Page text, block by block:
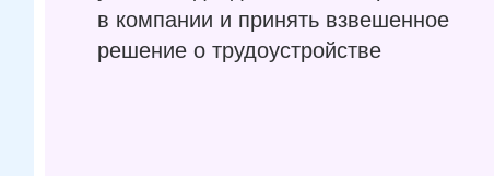
в компании и принять взвешенное
решение о трудоустройстве